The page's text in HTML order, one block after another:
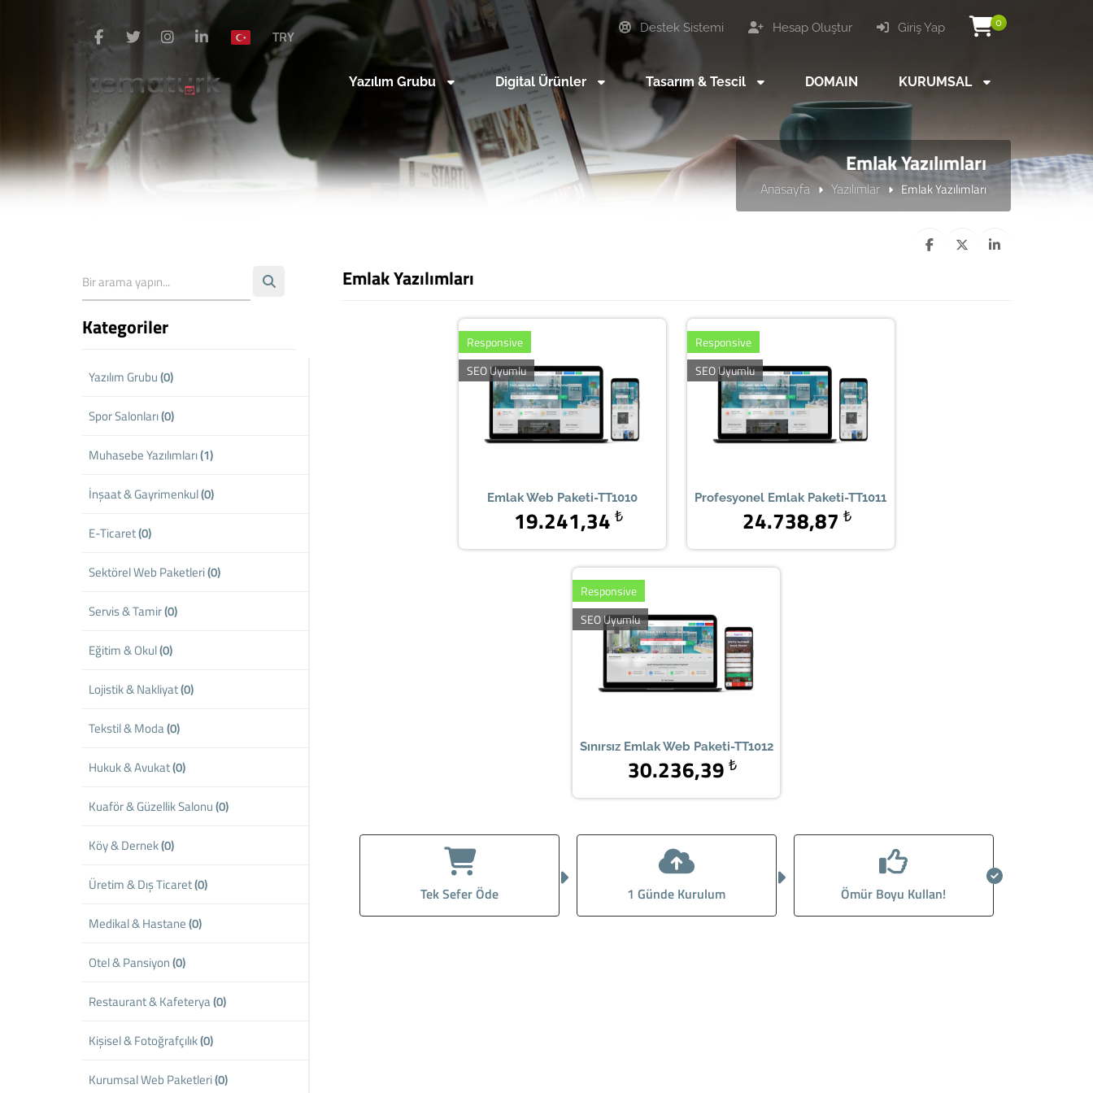
0
Giriş Yap
Hesap Oluştur
Destek Sistemi
TRY
Yazılım Grubu Digital Ürünler Tasarım & Tescil DOMAIN KURUMSAL
Emlak Yazılımları
Anasayfa Yazılımlar Emlak Yazılımları
Emlak Yazılımları
Responsive
SEO Uyumlu
Emlak Web Paketi-TT1010
₺
19.241,34
Responsive
SEO Uyumlu
Profesyonel Emlak Paketi-TT1011
₺
24.738,87
Responsive
SEO Uyumlu
Sınırsız Emlak Web Paketi-TT1012
₺
30.236,39
Tek Sefer Öde 1 Günde Kurulum Ömür Boyu Kullan!
Kategoriler
Yazılım Grubu(0)
Spor Salonları(0)
Muhasebe Yazılımları(1)
İnşaat & Gayrimenkul(0)
E-Ticaret(0)
Sektörel Web Paketleri(0)
Servis & Tamir(0)
Eğitim & Okul(0)
Lojistik & Nakliyat(0)
Tekstil & Moda(0)
Hukuk & Avukat(0)
Kuaför & Güzellik Salonu(0)
Köy & Dernek(0)
Üretim & Dış Ticaret(0)
Medikal & Hastane(0)
Otel & Pansiyon(0)
Restaurant & Kafeterya(0)
Kişisel & Fotoğrafçılık(0)
Kurumsal Web Paketleri(0)